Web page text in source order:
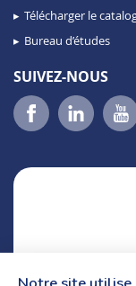
Télécharger le
Bureau d’études
SUIVEZ-NOUS